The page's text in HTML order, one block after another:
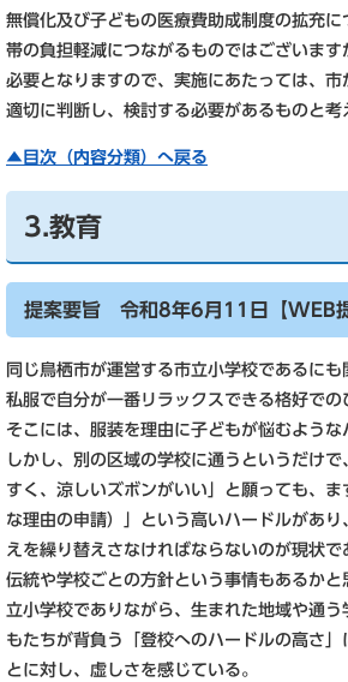
無償化及び子どもの医療費助成制度の拡充
帯の負担軽減につながるものではございま
必要となりますので、実施にあたっては、市
適切に判断し、検討する必要があるものと考
▲ 目次（内容分類）へ戻る
3.教育
提案要旨 令和8年6月11日【WEB提
同じ鳥栖市が運営する市立小学校であるに
私服で自分が一番リラックスできる格好での
そこには、服装を理由に子どもが悩むような
しかし、別の区域の学校に通うというだけ
すく、涼しいズボンがいい」と願っても、ま
な理由の申請）」という高いハードルがあ
えを繰り替えさなければならないのが現状で
伝統や学校ごとの方針という事情もあるか
立小学校でありながら、生まれた地域や通
もたちが背負う「登校へのハードルの高さ
とに対し、虚しさを感じている。